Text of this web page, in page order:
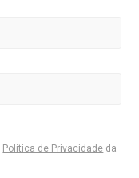
Política de Privacidade da